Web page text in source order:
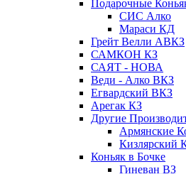
Подарочные
СИС Алко
Мараси КД
Грейт Велли АВКЗ
САМКОН КЗ
САЯТ - НОВА
Веди - Алко ВКЗ
Егвардский ВКЗ
Арегак КЗ
Другие
Армянские
Кизлярский
Коньяк в Бочке
Гиневан ВЗ